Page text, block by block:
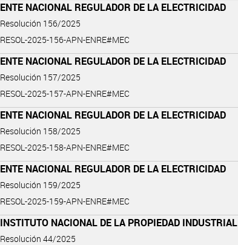
ENTE NACIONAL REGULADOR DE LA ELECTRICIDAD
Resolución 156/2025
RESOL-2025-156-APN-ENRE#MEC
ENTE NACIONAL REGULADOR DE LA ELECTRICIDAD
Resolución 157/2025
RESOL-2025-157-APN-ENRE#MEC
ENTE NACIONAL REGULADOR DE LA ELECTRICIDAD
Resolución 158/2025
RESOL-2025-158-APN-ENRE#MEC
ENTE NACIONAL REGULADOR DE LA ELECTRICIDAD
Resolución 159/2025
RESOL-2025-159-APN-ENRE#MEC
INSTITUTO NACIONAL DE LA PROPIEDAD INDUSTRIAL
Resolución 44/2025